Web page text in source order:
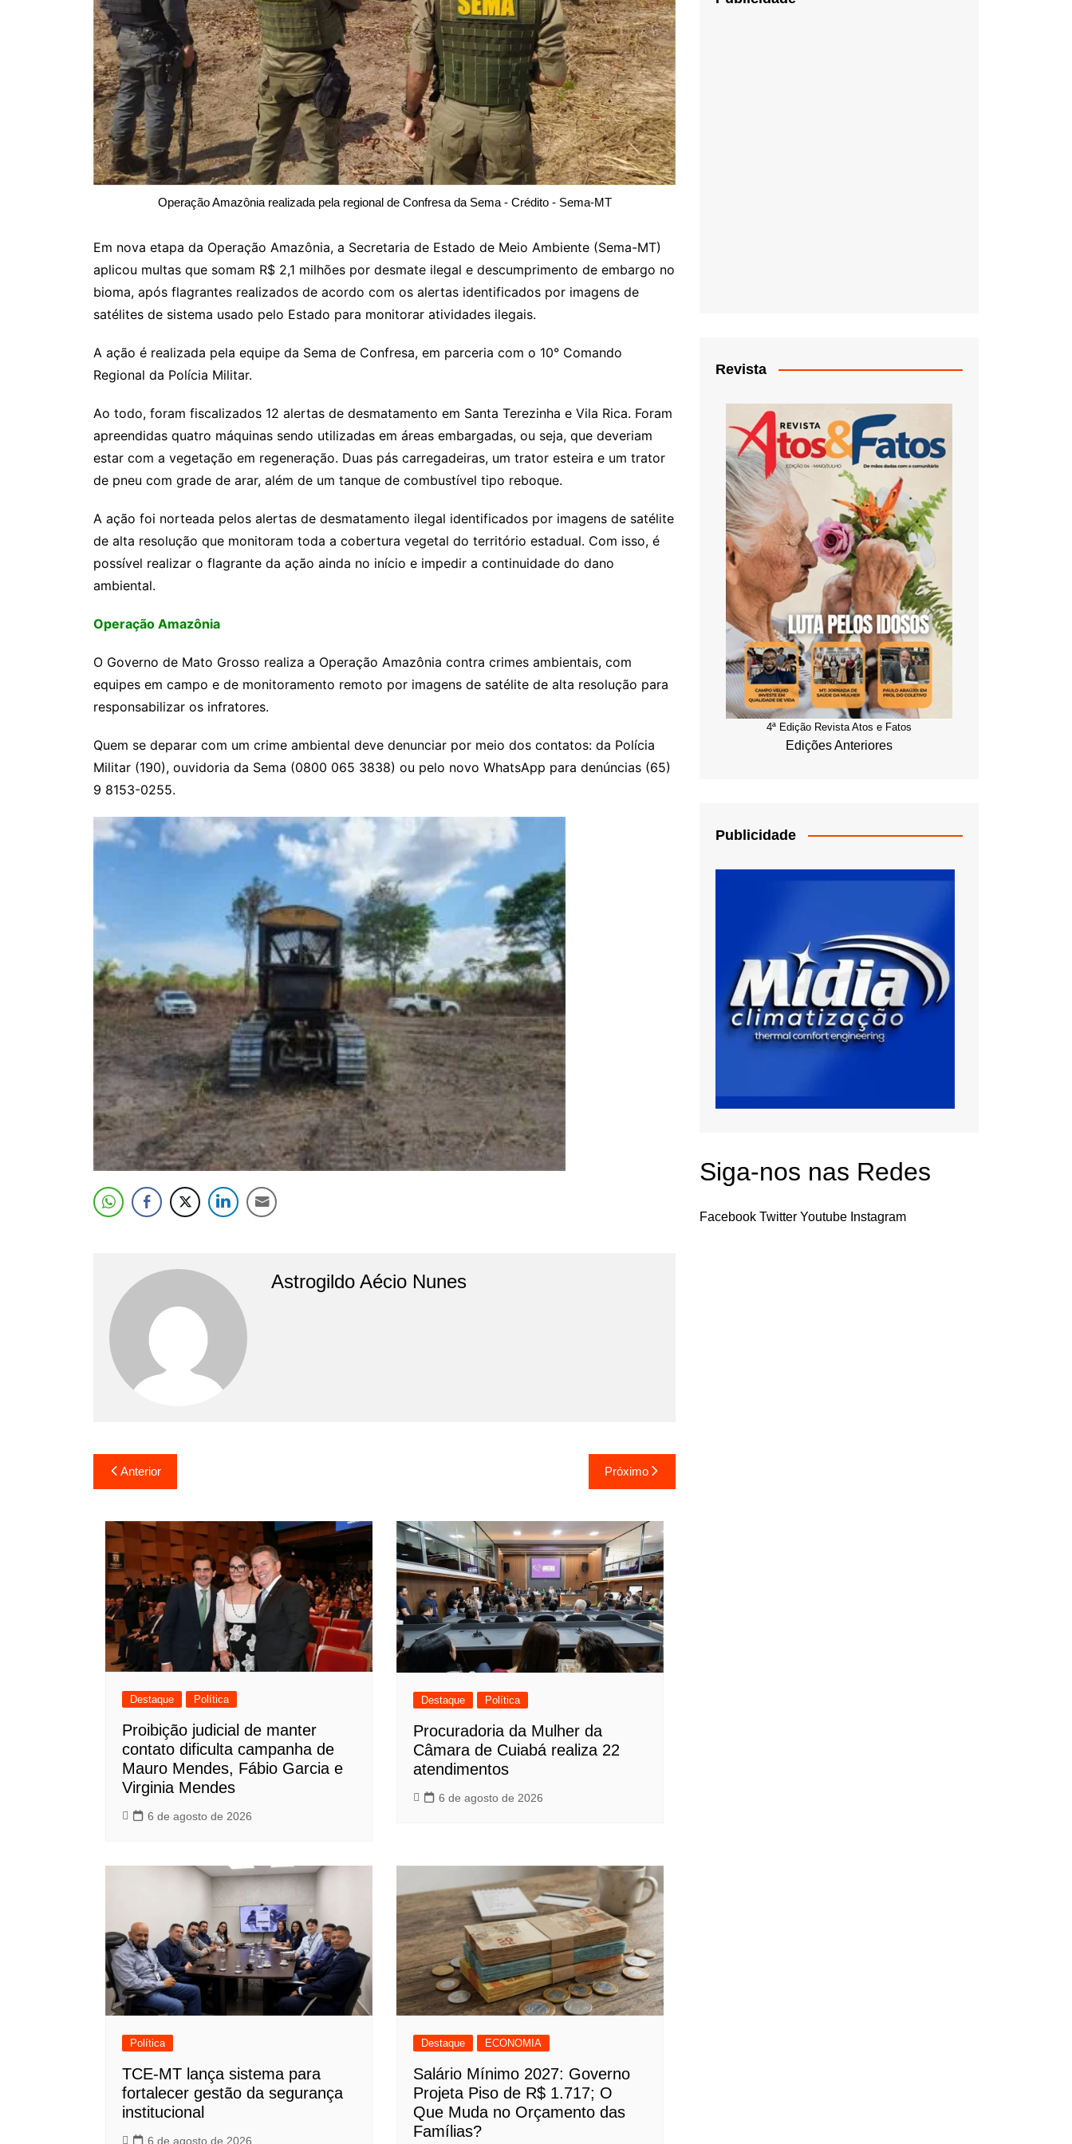
Operação Amazônia realizada pela regional de Confresa da Sema - Crédito - Sema-MT
Em nova etapa da Operação Amazônia, a Secretaria de Estado de Meio Ambiente (Sema-MT)
aplicou multas que somam R$ 2,1 milhões por desmate ilegal e descumprimento de embargo no
bioma, após flagrantes realizados de acordo com os alertas identificados por imagens de
satélites de sistema usado pelo Estado para monitorar atividades ilegais.
A ação é realizada pela equipe da Sema de Confresa, em parceria com o 10° Comando
Regional da Polícia Militar.
Ao todo, foram fiscalizados 12 alertas de desmatamento em Santa Terezinha e Vila Rica. Foram
apreendidas quatro máquinas sendo utilizadas em áreas embargadas, ou seja, que deveriam
estar com a vegetação em regeneração. Duas pás carregadeiras, um trator esteira e um trator
de pneu com grade de arar, além de um tanque de combustível tipo reboque.
A ação foi norteada pelos alertas de desmatamento ilegal identificados por imagens de satélite
de alta resolução que monitoram toda a cobertura vegetal do território estadual. Com isso, é
possível realizar o flagrante da ação ainda no início e impedir a continuidade do dano
ambiental.
Operação Amazônia
O Governo de Mato Grosso realiza a Operação Amazônia contra crimes ambientais, com
equipes em campo e de monitoramento remoto por imagens de satélite de alta resolução para
responsabilizar os infratores.
Quem se deparar com um crime ambiental deve denunciar por meio dos contatos: da Polícia
Militar (190), ouvidoria da Sema (0800 065 3838) ou pelo novo WhatsApp para denúncias (65)
9 8153-0255.
Astrogildo Aécio Nunes
Navegação
de
Post
Anterior Próximo
Destaque Política
Proibição judicial de manter
contato dificulta campanha de
Mauro Mendes, Fábio Garcia e
Virginia Mendes
6 de agosto de 2026
Destaque Política
Procuradoria da Mulher da
Câmara de Cuiabá realiza 22
atendimentos
6 de agosto de 2026
Política
TCE-MT lança sistema para
fortalecer gestão da segurança
institucional
6 de agosto de 2026
Destaque ECONOMIA
Salário Mínimo 2027: Governo
Projeta Piso de R$ 1.717; O
Que Muda no Orçamento das
Famílias?
Revista
4ª Edição Revista Atos e Fatos
Edições Anteriores
Publicidade
Siga-nos nas Redes
Facebook Twitter Youtube Instagram